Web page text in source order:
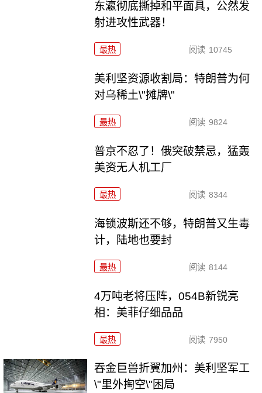
东瀛彻底撕掉和平面具，公然发
射进攻性武器！
最热 阅读 10745
美利坚资源收割局：特朗普为何
对乌稀土\"摊牌\"
最热 阅读 9824
普京不忍了！俄突破禁忌，猛轰
美资无人机工厂
最热 阅读 8344
海锁波斯还不够，特朗普又生毒
计，陆地也要封
最热 阅读 8144
4万吨老将压阵，054B新锐亮
相：美菲仔细品品
最热 阅读 7950
吞金巨兽折翼加州：美利坚军工
\"里外掏空\"困局